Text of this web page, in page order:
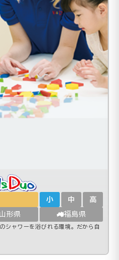
小 中 高
山形県 福島県
シャワーを浴びれる環境。だから自